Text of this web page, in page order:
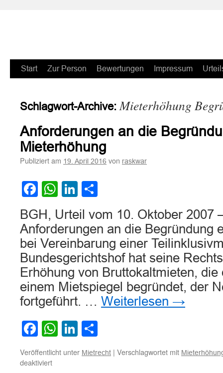
Zum
springen
Start Zur Person Bewertungen Impressum
Schlagwort-Archive:Mieterhöhung
Anforderungen an die
Mieterhöhung
Publiziert am 19. April 2016 von raskwar
Facebook
WhatsApp
LinkedIn
BGH, Urteil vom 10. Oktober 2007
Anforderungen an die Begründung
bei Vereinbarung einer
Bundesgerichtshof hat seine
Erhöhung von Bruttokaltmieten,
einem Mietspiegel begründet, der
fortgeführt. … Weiterlesen →
Facebook
WhatsApp
LinkedIn
Veröffentlicht unter Mietrecht | Verschlagwortet mit
deaktiviertfür